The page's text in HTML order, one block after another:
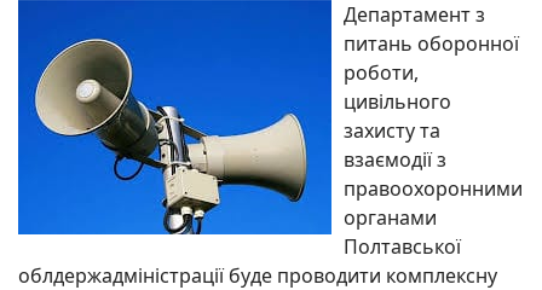
Департамент з
питань оборонної
роботи,
цивільного
захисту та
взаємодії з
правоохоронними
органами
Полтавської
облдержадміністрації буде проводити комплексну